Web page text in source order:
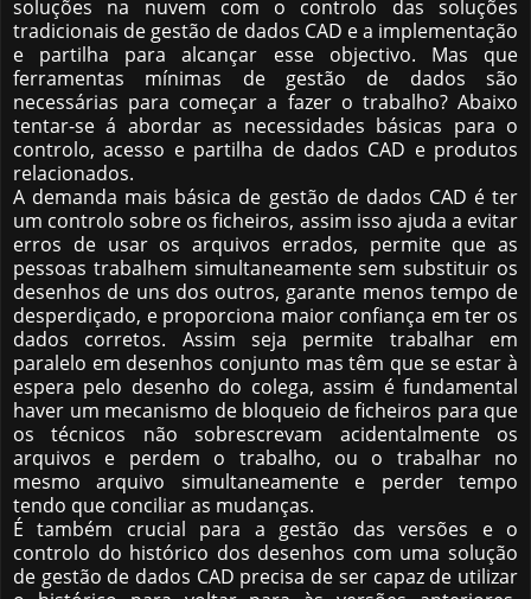
soluções na nuvem com o controlo das soluções
tradicionais de gestão de dados CAD e a implementação
e partilha para alcançar esse objectivo. Mas que
ferramentas mínimas de gestão de dados são
necessárias para começar a fazer o trabalho? Abaixo
tentar-se á abordar as necessidades básicas para o
controlo, acesso e partilha de dados CAD e produtos
relacionados.
A demanda mais básica de gestão de dados CAD é ter
um controlo sobre os ficheiros, assim isso ajuda a evitar
erros de usar os arquivos errados, permite que as
pessoas trabalhem simultaneamente sem substituir os
desenhos de uns dos outros, garante menos tempo de
desperdiçado, e proporciona maior confiança em ter os
dados corretos. Assim seja permite trabalhar em
paralelo em desenhos conjunto mas têm que se estar à
espera pelo desenho do colega, assim é fundamental
haver um mecanismo de bloqueio de ficheiros para que
os técnicos não sobrescrevam acidentalmente os
arquivos e perdem o trabalho, ou o trabalhar no
mesmo arquivo simultaneamente e perder tempo
tendo que conciliar as mudanças.
É também crucial para a gestão das versões e o
controlo do histórico dos desenhos com uma solução
de gestão de dados CAD precisa de ser capaz de utilizar